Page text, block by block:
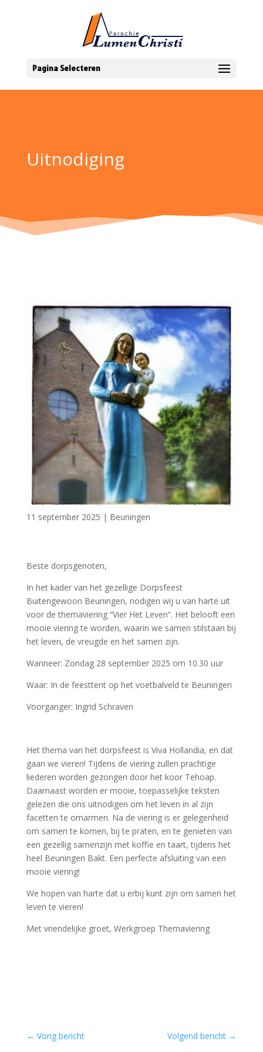
Pagina Selecteren
Uitnodiging
11 september 2025 | Beuningen
Beste dorpsgenoten,
In het kader van het gezellige Dorpsfeest
Buitengewoon Beuningen, nodigen wij u van harte uit
voor de themaviering “Vier Het Leven”. Het belooft een
mooie viering te worden, waarin we samen stilstaan bij
het leven, de vreugde en het samen zijn.
Wanneer: Zondag 28 september 2025 om 10.30 uur
Waar: In de feesttent op het voetbalveld te Beuningen
Voorganger: Ingrid Schraven
Het thema van het dorpsfeest is Viva Hollandia, en dat
gaan we vieren! Tijdens de viering zullen prachtige
liederen worden gezongen door het koor Tehoap.
Daarnaast worden er mooie, toepasselijke teksten
gelezen die ons uitnodigen om het leven in al zijn
facetten te omarmen. Na de viering is er gelegenheid
om samen te komen, bij te praten, en te genieten van
een gezellig samenzijn met koffie en taart, tijdens het
heel Beuningen Bakt. Een perfecte afsluiting van een
mooie viering!
We hopen van harte dat u erbij kunt zijn om samen het
leven te vieren!
Met vriendelijke groet, Werkgroep Themaviering
← Vorig bericht Volgend bericht →